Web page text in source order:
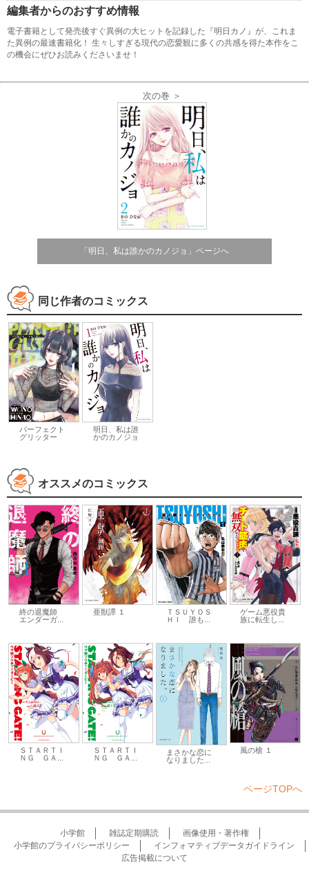
編集者からのおすすめ情報
電子書籍として発売後すぐ異例の大ヒットを記録した『明日カノ』が、これま
た異例の最速書籍化！ 生々しすぎる現代の恋愛観に多くの共感を得た本作をこ
の機会にぜひお読みくださいませ！
次の巻 ＞
「明日、私は誰かのカノジョ」ページへ
同じ作者のコミックス
パーフェクト
グリッター
明日、私は誰
かのカノジョ
オススメのコミックス
終の退魔師
エンダーガ...
亜獣譚 １
ＴＳＵＹＯＳ
ＨＩ 誰も...
ゲーム悪役貴
族に転生し...
ＳＴＡＲＴＩ
ＮＧ ＧＡ...
ＳＴＡＲＴＩ
ＮＧ ＧＡ...
まさかな恋に
なりました...
風の槍 １
ページTOPへ
小学館 雑誌定期購読
画像使用・著作権
小学館のプライバシーポリシー
インフォマティブデータガイドライン
広告掲載について